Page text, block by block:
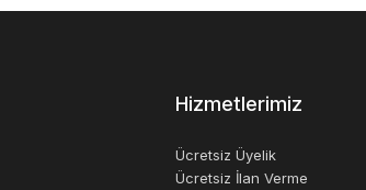
Hizmetlerimiz
Ücretsiz Üyelik
Ücretsiz İlan Verme